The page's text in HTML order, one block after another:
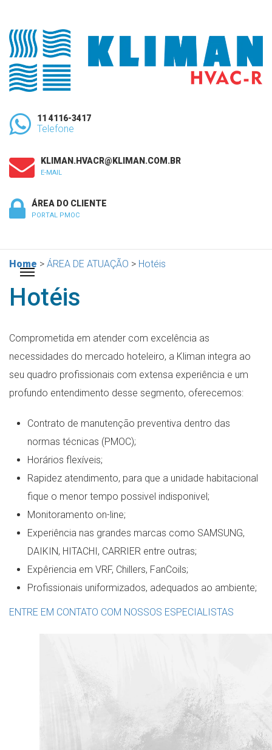
11 4116-3417
Telefone
KLIMAN.HVACR@KLIMAN.COM.BR
E-MAIL
ÁREA DO CLIENTE
PORTAL PMOC
Home > ÁREA DE ATUAÇÃO > Hotéis
Hotéis
Comprometida em atender com excelência as
necessidades do mercado hoteleiro, a Kliman integra ao
seu quadro profissionais com extensa experiência e um
profundo entendimento desse segmento, oferecemos:
Contrato de manutenção preventiva dentro das
normas técnicas (PMOC);
Horários flexíveis;
Rapidez atendimento, para que a unidade habitacional
fique o menor tempo possivel indisponivel;
Monitoramento on-line;
Experiência nas grandes marcas como SAMSUNG,
DAIKIN, HITACHI, CARRIER entre outras;
Expêriencia em VRF, Chillers, FanCoils;
Profissionais uniformizados, adequados ao ambiente;
ENTRE EM CONTATO COM NOSSOS ESPECIALISTAS